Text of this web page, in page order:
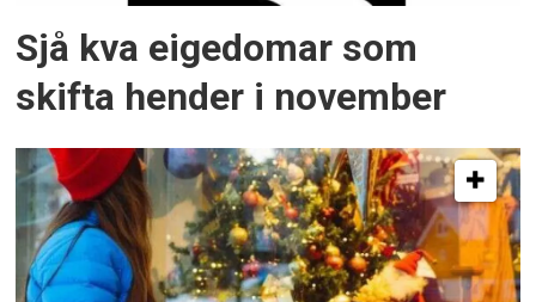
Sjå kva eigedomar som
skifta hender i november